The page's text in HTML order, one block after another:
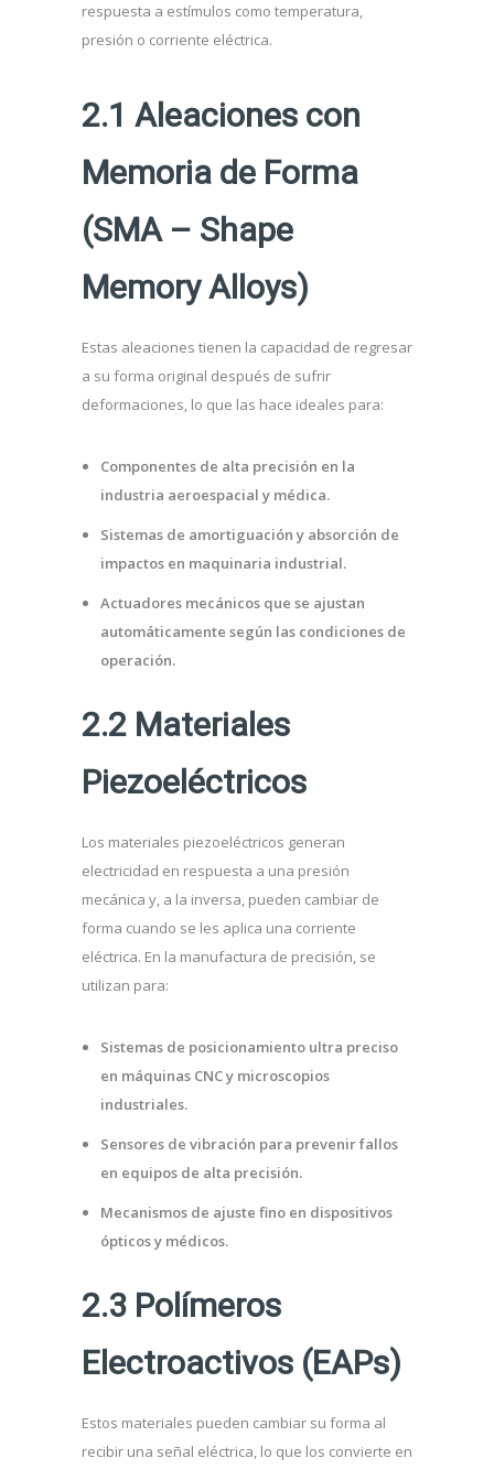
respuesta a estímulos como temperatura,
presión o corriente eléctrica.
2.1 Aleaciones con
Memoria de Forma
(SMA – Shape
Memory Alloys)
Estas aleaciones tienen la capacidad de regresar
a su forma original después de sufrir
deformaciones, lo que las hace ideales para:
Componentes de alta precisión en la
industria aeroespacial y médica.
Sistemas de amortiguación y absorción de
impactos en maquinaria industrial.
Actuadores mecánicos que se ajustan
automáticamente según las condiciones de
operación.
2.2 Materiales
Piezoeléctricos
Los materiales piezoeléctricos generan
electricidad en respuesta a una presión
mecánica y, a la inversa, pueden cambiar de
forma cuando se les aplica una corriente
eléctrica. En la manufactura de precisión, se
utilizan para:
Sistemas de posicionamiento ultra preciso
en máquinas CNC y microscopios
industriales.
Sensores de vibración para prevenir fallos
en equipos de alta precisión.
Mecanismos de ajuste fino en dispositivos
ópticos y médicos.
2.3 Polímeros
Electroactivos (EAPs)
Estos materiales pueden cambiar su forma al
recibir una señal eléctrica, lo que los convierte en